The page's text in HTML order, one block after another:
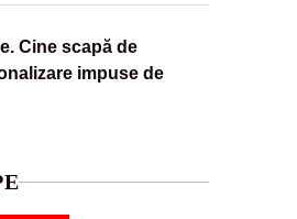
Cine scapă de
impuse de